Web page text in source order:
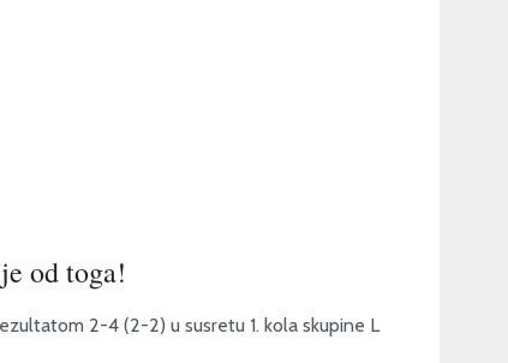
od toga!
2-4 (2-2) u susretu 1. kola skupine L